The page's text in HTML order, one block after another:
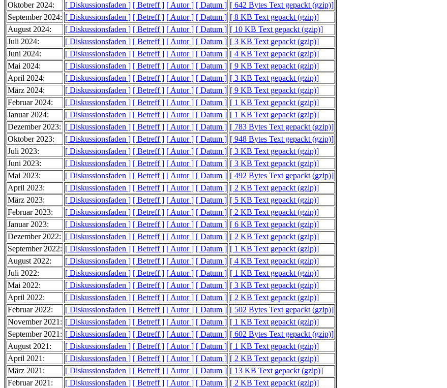
Oktober 2024:
[ Diskussionsfaden ] [ Betreff ] [ Autor ] [ Datum ] [ 642 Bytes Text gepackt (gzip)]
September 2024: [ Diskussionsfaden ] [ Betreff ] [ Autor ] [ Datum ] [ 8 KB Text gepackt (gzip)]
August 2024:
[ Diskussionsfaden ] [ Betreff ] [ Autor ] [ Datum ] [ 10 KB Text gepackt (gzip)]
Juli 2024:
[ Diskussionsfaden ] [ Betreff ] [ Autor ] [ Datum ] [ 3 KB Text gepackt (gzip)]
Juni 2024:
[ Diskussionsfaden ] [ Betreff ] [ Autor ] [ Datum ] [ 4 KB Text gepackt (gzip)]
Mai 2024:
[ Diskussionsfaden ] [ Betreff ] [ Autor ] [ Datum ] [ 9 KB Text gepackt (gzip)]
April 2024:
[ Diskussionsfaden ] [ Betreff ] [ Autor ] [ Datum ] [ 3 KB Text gepackt (gzip)]
März 2024:
[ Diskussionsfaden ] [ Betreff ] [ Autor ] [ Datum ] [ 9 KB Text gepackt (gzip)]
Februar 2024:
[ Diskussionsfaden ] [ Betreff ] [ Autor ] [ Datum ] [ 1 KB Text gepackt (gzip)]
Januar 2024:
[ Diskussionsfaden ] [ Betreff ] [ Autor ] [ Datum ] [ 1 KB Text gepackt (gzip)]
Dezember 2023: [ Diskussionsfaden ] [ Betreff ] [ Autor ] [ Datum ] [ 783 Bytes Text gepackt (gzip)]
Oktober 2023:
[ Diskussionsfaden ] [ Betreff ] [ Autor ] [ Datum ] [ 948 Bytes Text gepackt (gzip)]
Juli 2023:
[ Diskussionsfaden ] [ Betreff ] [ Autor ] [ Datum ] [ 3 KB Text gepackt (gzip)]
Juni 2023:
[ Diskussionsfaden ] [ Betreff ] [ Autor ] [ Datum ] [ 3 KB Text gepackt (gzip)]
Mai 2023:
[ Diskussionsfaden ] [ Betreff ] [ Autor ] [ Datum ] [ 492 Bytes Text gepackt (gzip)]
April 2023:
[ Diskussionsfaden ] [ Betreff ] [ Autor ] [ Datum ] [ 2 KB Text gepackt (gzip)]
März 2023:
[ Diskussionsfaden ] [ Betreff ] [ Autor ] [ Datum ] [ 5 KB Text gepackt (gzip)]
Februar 2023:
[ Diskussionsfaden ] [ Betreff ] [ Autor ] [ Datum ] [ 2 KB Text gepackt (gzip)]
Januar 2023:
[ Diskussionsfaden ] [ Betreff ] [ Autor ] [ Datum ] [ 6 KB Text gepackt (gzip)]
Dezember 2022: [ Diskussionsfaden ] [ Betreff ] [ Autor ] [ Datum ] [ 2 KB Text gepackt (gzip)]
September 2022: [ Diskussionsfaden ] [ Betreff ] [ Autor ] [ Datum ] [ 1 KB Text gepackt (gzip)]
August 2022:
[ Diskussionsfaden ] [ Betreff ] [ Autor ] [ Datum ] [ 4 KB Text gepackt (gzip)]
Juli 2022:
[ Diskussionsfaden ] [ Betreff ] [ Autor ] [ Datum ] [ 1 KB Text gepackt (gzip)]
Mai 2022:
[ Diskussionsfaden ] [ Betreff ] [ Autor ] [ Datum ] [ 3 KB Text gepackt (gzip)]
April 2022:
[ Diskussionsfaden ] [ Betreff ] [ Autor ] [ Datum ] [ 2 KB Text gepackt (gzip)]
Februar 2022:
[ Diskussionsfaden ] [ Betreff ] [ Autor ] [ Datum ] [ 502 Bytes Text gepackt (gzip)]
November 2021: [ Diskussionsfaden ] [ Betreff ] [ Autor ] [ Datum ] [ 1 KB Text gepackt (gzip)]
September 2021: [ Diskussionsfaden ] [ Betreff ] [ Autor ] [ Datum ] [ 602 Bytes Text gepackt (gzip)]
August 2021:
[ Diskussionsfaden ] [ Betreff ] [ Autor ] [ Datum ] [ 1 KB Text gepackt (gzip)]
April 2021:
[ Diskussionsfaden ] [ Betreff ] [ Autor ] [ Datum ] [ 2 KB Text gepackt (gzip)]
März 2021:
[ Diskussionsfaden ] [ Betreff ] [ Autor ] [ Datum ] [ 13 KB Text gepackt (gzip)]
Februar 2021:
[ Diskussionsfaden ] [ Betreff ] [ Autor ] [ Datum ] [ 2 KB Text gepackt (gzip)]